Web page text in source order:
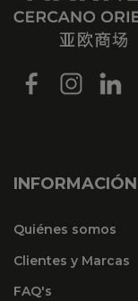
INFORMACIÓN
Quiénes somos
Clientes y Marcas
FAQ's